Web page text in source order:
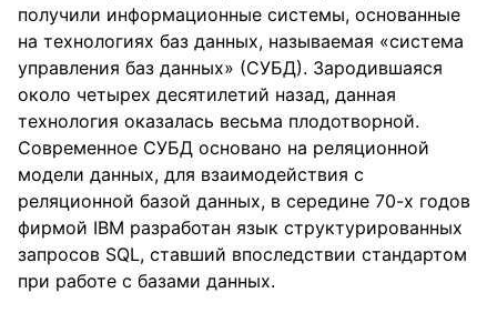
получили информационные системы, основанные
на технологиях баз данных, называемая «система
управления баз данных» (СУБД). Зародившаяся
около четырех десятилетий назад, данная
технология оказалась весьма плодотворной.
Современное СУБД основано на реляционной
модели данных, для взаимодействия с
реляционной базой данных, в середине 70-х годов
фирмой IBM разработан язык структурированных
запросов SQL, ставший впоследствии стандартом
при работе с базами данных.